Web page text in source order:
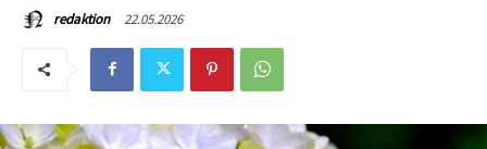
redaktion 22.05.2026